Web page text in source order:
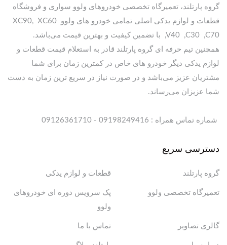
گروه پارتلند، تعمیرگاه تخصصی خودروهای ولوو سواری و فروشگاه
قطعات و لوازم یدکی اصلی تمامی خودرو های ولوو XC90, XC60
,V40 ,C30 ,C70 با تضمین کیفیت و بهترین قیمت می‌باشد.
همچنین تیم حرفه ای گروه پارتلند قادر به استعلام قیمت قطعات و
لوازم یدکی دیگر خودرو های خاص در کمترین زمان برای شما
مشتریان عزیز می‌باشد و در صورت نیاز در سریع ترین زمان به دست
شما عزیزان می‌رساند.
شماره تماس همراه : 09198249416 - 09126361710
دسترسی سریع
گروه پارتلند قطعات و لوازم یدکی
تعمیرگاه تخصصی ولوو
پک سرویس دوره ای خودروهای
ولوو
گالری تصاویر تماس با ما